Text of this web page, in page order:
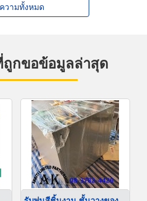
วามทั้งหมด
กขอข้อมูลล่าสุด